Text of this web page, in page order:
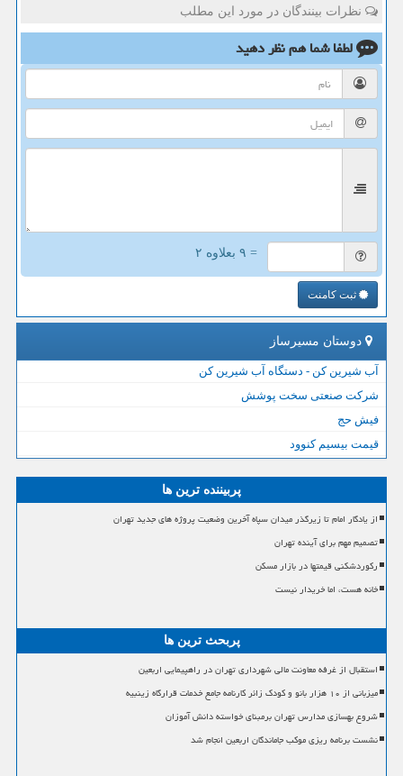
نظرات بینندگان در مورد این مطلب
لطفا شما همنظر دهید
= ۹ بعلاوه ۲
ثبت کامنت
دوستان مسیرساز
آب شیرین کن - دستگاه آب شیرین کن
شرکت صنعتی سخت پوشش
فیش حج
قیمت بیسیم کنوود
پربیننده ترین ها
از یادگار امام تا زیرگذر میدان سپاه آخرین وضعیت پروژه های جدید تهران
تصمیم مهم برای آینده تهران
رکوردشکنی قیمتها در بازار مسکن
خانه هست، اما خریدار نیست
پربحث ترین ها
استقبال از غرفه معاونت مالی شهرداری تهران در راهپیمایی اربعین
میزبانی از ۱۰ هزار بانو و کودک زائر کارنامه جامع خدمات قرارگاه زینبیه
شروع بهسازی مدارس تهران برمبنای خواسته دانش آموزان
نشست برنامه ریزی موکب جاماندگان اربعین انجام شد